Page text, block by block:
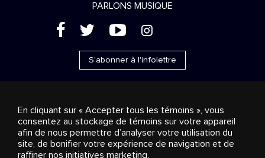
PARLONS MUSIQUE
( ' + &
S'abonner à l'infolettre
Ventes publicitaires
Diffusion & distribution
Consommateurs
Solutions d’affaires Radio
propos
Cookies settings
En cliquant sur « Accepter tous les témoins », vous
consentez au stockage de témoins sur votre appareil
afin de nous permettre d’analyser votre utilisation du
site, de bonifier votre expérience de navigation et de
raffiner nos initiatives marketing.